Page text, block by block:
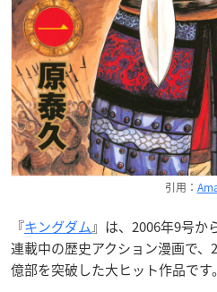
引用：
『キングダム』は、2006年9号か
連載中の歴史アクション漫画で
億部を突破した大ヒット作品です。